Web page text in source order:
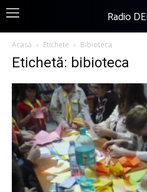
Radio
Acasă Etichete Bibioteca
Etichetă: bibioteca